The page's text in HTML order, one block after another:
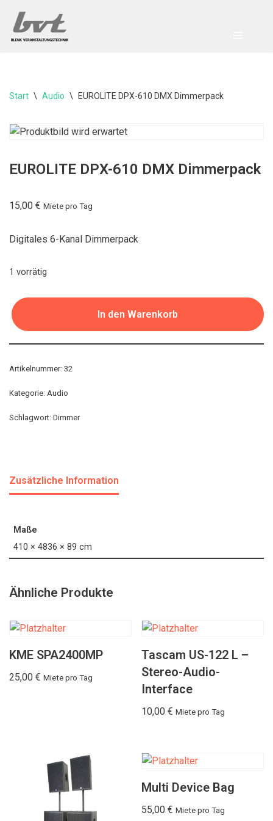
Zum
Start \ Audio \ EUROLITE DPX-610 DMX Dimmerpack
EUROLITE DPX-610 DMX Dimmerpack
15,00 € Miete pro Tag
Digitales 6-Kanal Dimmerpack
1 vorrätig
In den Warenkorb
Artikelnummer: 32
Kategorie: Audio
Schlagwort: Dimmer
Zusätzliche Information
Maße
410 × 4836 × 89 cm
Ähnliche Produkte
KME SPA2400MP
25,00 € Miete pro Tag
Tascam US-122 L –
Stereo-Audio-
Interface
10,00€ Miete pro Tag
Multi Device Bag
55,00€ Miete pro Tag